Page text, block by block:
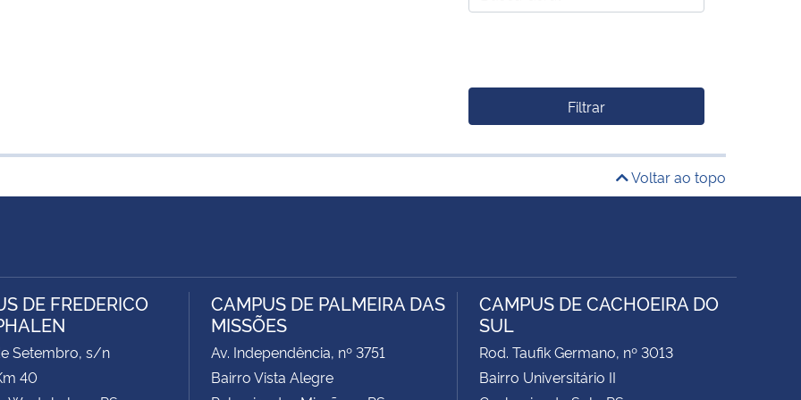
Filtrar
Voltar ao topo
DE FREDERICO
Setembro, s/n
40
CAMPUS DE PALMEIRA DAS
MISSÕES
Av. Independência, nº 3751
Bairro Vista Alegre
CAMPUS DE CACHOEIRA DO
SUL
Rod. Taufik Germano, nº 3013
Bairro Universitário II